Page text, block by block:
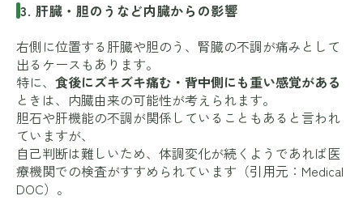
3. 肝臓・胆のうなど内臓からの影響
右側に位置する肝臓や胆のう、腎臓の不調が痛みとして
出るケースもあります。
特に、 食後にズキズキ痛む・背中側にも重い感覚がある
ときは、内臓由来の可能性が考えられます。
胆石や肝機能の不調が関係していることもあると言われ
ていますが、
自己判断は難しいため、体調変化が続くようであれば医
療機関での検査がすすめられています（引用元： Medical
DOC）。